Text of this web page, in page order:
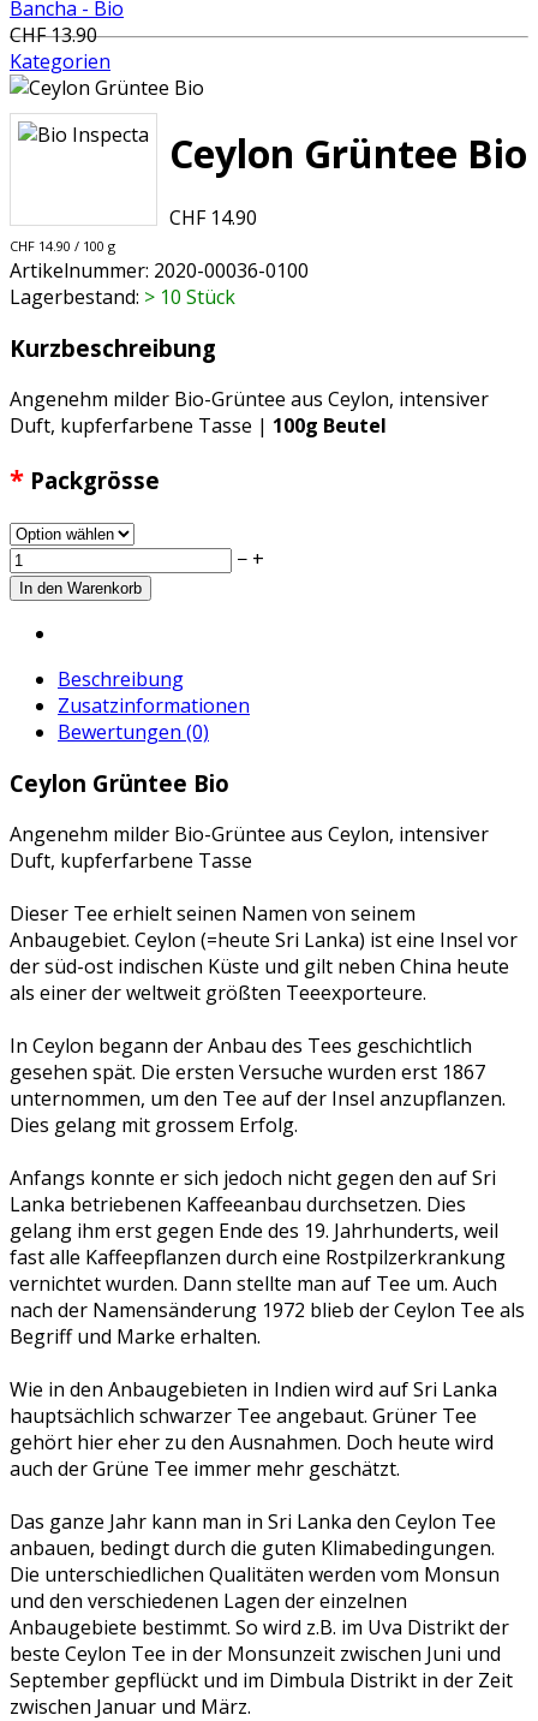
Bancha - Bio
CHF 13.90
Kategorien
Ceylon Grüntee Bio
CHF 14.90
CHF 14.90 / 100 g
Artikelnummer: 2020-00036-0100
Lagerbestand: > 10 Stück
Kurzbeschreibung
Angenehm milder Bio-Grüntee aus Ceylon, intensiver
Duft, kupferfarbene Tasse | 100g Beutel
* Packgrösse
− +
Beschreibung
Zusatzinformationen
Bewertungen (0)
Ceylon Grüntee Bio
Angenehm milder Bio-Grüntee aus Ceylon, intensiver
Duft, kupferfarbene Tasse
Dieser Tee erhielt seinen Namen von seinem
Anbaugebiet. Ceylon (=heute Sri Lanka) ist eine Insel vor
der süd-ost indischen Küste und gilt neben China heute
als einer der weltweit größten Teeexporteure.
In Ceylon begann der Anbau des Tees geschichtlich
gesehen spät. Die ersten Versuche wurden erst 1867
unternommen, um den Tee auf der Insel anzupflanzen.
Dies gelang mit grossem Erfolg.
Anfangs konnte er sich jedoch nicht gegen den auf Sri
Lanka betriebenen Kaffeeanbau durchsetzen. Dies
gelang ihm erst gegen Ende des 19. Jahrhunderts, weil
fast alle Kaffeepflanzen durch eine Rostpilzerkrankung
vernichtet wurden. Dann stellte man auf Tee um. Auch
nach der Namensänderung 1972 blieb der Ceylon Tee als
Begriff und Marke erhalten.
Wie in den Anbaugebieten in Indien wird auf Sri Lanka
hauptsächlich schwarzer Tee angebaut. Grüner Tee
gehört hier eher zu den Ausnahmen. Doch heute wird
auch der Grüne Tee immer mehr geschätzt.
Das ganze Jahr kann man in Sri Lanka den Ceylon Tee
anbauen, bedingt durch die guten Klimabedingungen.
Die unterschiedlichen Qualitäten werden vom Monsun
und den verschiedenen Lagen der einzelnen
Anbaugebiete bestimmt. So wird z.B. im Uva Distrikt der
beste Ceylon Tee in der Monsunzeit zwischen Juni und
September gepflückt und im Dimbula Distrikt in der Zeit
zwischen Januar und März.